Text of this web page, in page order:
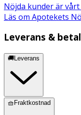
Nöjda kunder är vårt
Läs om Apotekets
Leverans &
🚚Leverans
🧺Fraktkostnad